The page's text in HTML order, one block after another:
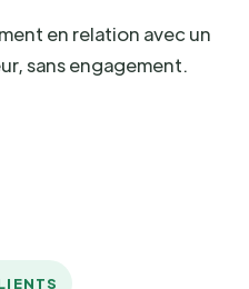
en relation avec un
sans engagement.